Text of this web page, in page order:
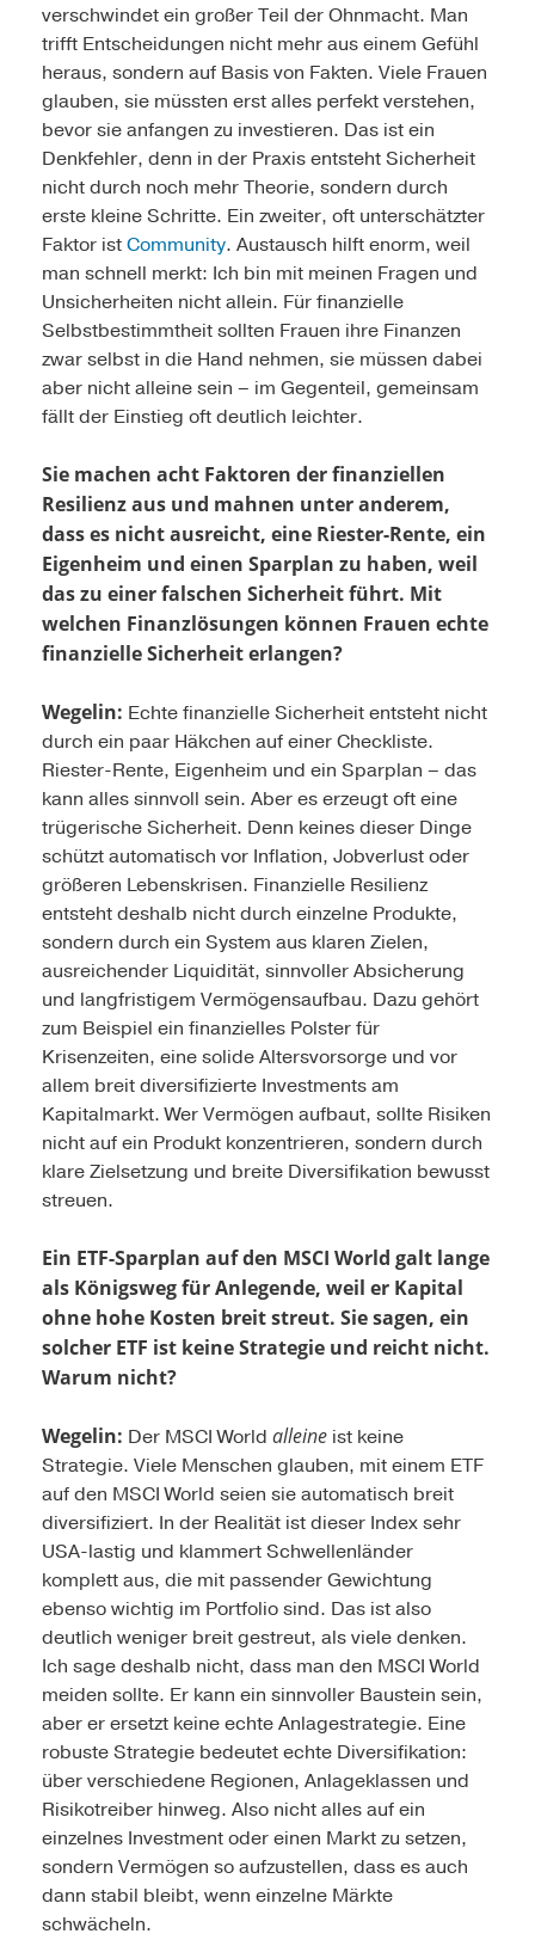
verschwindet ein großer Teil der Ohnmacht. Man
trifft Entscheidungen nicht mehr aus einem Gefühl
heraus, sondern auf Basis von Fakten. Viele Frauen
glauben, sie müssten erst alles perfekt verstehen,
bevor sie anfangen zu investieren. Das ist ein
Denkfehler, denn in der Praxis entsteht Sicherheit
nicht durch noch mehr Theorie, sondern durch
erste kleine Schritte. Ein zweiter, oft unterschätzter
Faktor istCommunity. Austausch hilft enorm, weil
man schnell merkt: Ich bin mit meinen Fragen und
Unsicherheiten nicht allein. Für finanzielle
Selbstbestimmtheit sollten Frauen ihre Finanzen
zwar selbst in die Hand nehmen, sie müssen dabei
aber nicht alleine sein – im Gegenteil, gemeinsam
fällt der Einstieg oft deutlich leichter.
Sie machen acht Faktoren der finanziellen
Resilienz aus und mahnen unter anderem,
dass es nicht ausreicht, eine Riester-Rente, ein
Eigenheim und einen Sparplan zu haben, weil
das zu einer falschen Sicherheit führt. Mit
welchen Finanzlösungen können Frauen echte
finanzielle Sicherheit erlangen?
Wegelin: Echte finanzielle Sicherheit entsteht nicht
durch ein paar Häkchen auf einer Checkliste.
Riester-Rente, Eigenheim und ein Sparplan – das
kann alles sinnvoll sein. Aber es erzeugt oft eine
trügerische Sicherheit. Denn keines dieser Dinge
schützt automatisch vor Inflation, Jobverlust oder
größeren Lebenskrisen. Finanzielle Resilienz
entsteht deshalb nicht durch einzelne Produkte,
sondern durch ein System aus klaren Zielen,
ausreichender Liquidität, sinnvoller Absicherung
und langfristigem Vermögensaufbau. Dazu gehört
zum Beispiel ein finanzielles Polster für
Krisenzeiten, eine solide Altersvorsorge und vor
allem breit diversifizierte Investments am
Kapitalmarkt. Wer Vermögen aufbaut, sollte Risiken
nicht auf ein Produkt konzentrieren, sondern durch
klare Zielsetzung und breite Diversifikation bewusst
streuen.
Ein ETF-Sparplan auf den MSCI World galt lange
als Königsweg für Anlegende, weil er Kapital
ohne hohe Kosten breit streut. Sie sagen, ein
solcher ETF ist keine Strategie und reicht nicht.
Warum nicht?
Wegelin: Der MSCI World alleine ist keine
Strategie. Viele Menschen glauben, mit einem ETF
auf den MSCI World seien sie automatisch breit
diversifiziert. In der Realität ist dieser Index sehr
USA-lastig und klammert Schwellenländer
komplett aus, die mit passender Gewichtung
ebenso wichtig im Portfolio sind. Das ist also
deutlich weniger breit gestreut, als viele denken.
Ich sage deshalb nicht, dass man den MSCI World
meiden sollte. Er kann ein sinnvoller Baustein sein,
aber er ersetzt keine echte Anlagestrategie. Eine
robuste Strategie bedeutet echte Diversifikation:
über verschiedene Regionen, Anlageklassen und
Risikotreiber hinweg. Also nicht alles auf ein
einzelnes Investment oder einen Markt zu setzen,
sondern Vermögen so aufzustellen, dass es auch
dann stabil bleibt, wenn einzelne Märkte
schwächeln.